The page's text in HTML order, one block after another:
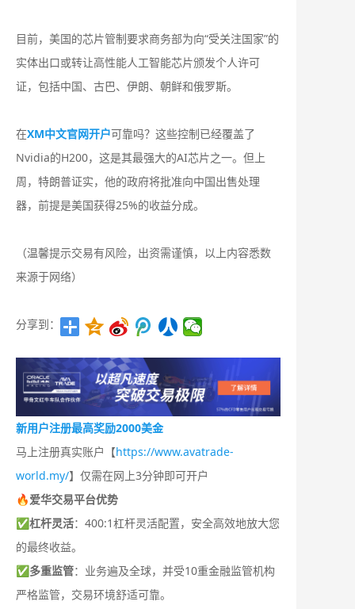
目前，美国的芯片管制要求商务部为向“受关注国家”的
实体出口或转让高性能人工智能芯片颁发个人许可
证，包括中国、古巴、伊朗、朝鲜和俄罗斯。
在XM中文官网开户可靠吗？这些控制已经覆盖了
Nvidia的H200，这是其最强大的AI芯片之一。但上
周，特朗普证实，他的政府将批准向中国出售处理
器，前提是美国获得25%的收益分成。
（温馨提示交易有风险，出资需谨慎，以上内容悉数
来源于网络）
分享到：
新用户注册最高奖励2000美金
马上注册真实账户【https://www.avatrade-
world.my/】仅需在网上3分钟即可开户
🔥爱华交易平台优势
✅杠杆灵活：400:1杠杆灵活配置，安全高效地放大您
的最终收益。
✅多重监管：业务遍及全球，并受10重金融监管机构
严格监管，交易环境舒适可靠。